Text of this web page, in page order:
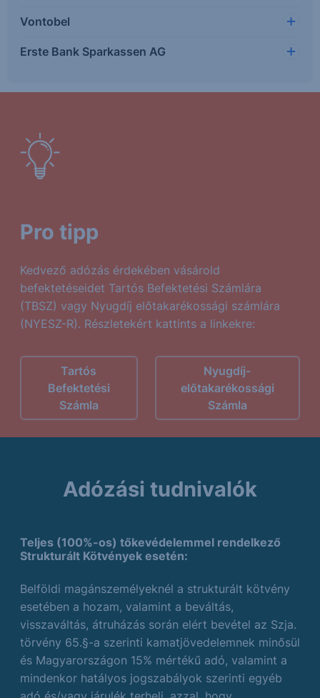
Vontobel
Erste Bank Sparkassen AG
Pro tipp
Kedvező adózás érdekében vásárold
befektetéseidet Tartós Befektetési Számlára
(TBSZ) vagy Nyugdíj előtakarékossági számlára
(NYESZ-R). Részletekért kattints a linkekre:
Tartós
Befektetési
Számla
Nyugdíj-
előtakarékossági
Számla
Adózási tudnivalók
Teljes (100%-os) tőkevédelemmel rendelkező
Strukturált Kötvények esetén:
Belföldi magánszemélyeknél a strukturált kötvény
esetében a hozam, valamint a beváltás,
visszaváltás, átruházás során elért bevétel az Szja.
törvény 65.§-a szerinti kamatjövedelemnek minősül
és Magyarországon 15% mértékű adó, valamint a
mindenkor hatályos jogszabályok szerinti egyéb